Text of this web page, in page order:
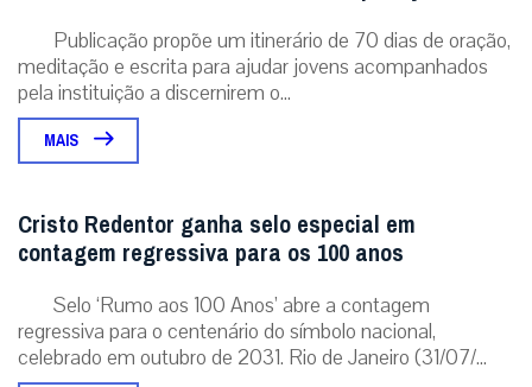
Publicação propõe um itinerário de 70 dias de oração,
meditação e escrita para ajudar jovens acompanhados
pela instituição a discernirem o...
MAIS
Cristo Redentor ganha selo especial em
contagem regressiva para os 100 anos
Selo ‘Rumo aos 100 Anos’ abre a contagem
regressiva para o centenário do símbolo nacional,
celebrado em outubro de 2031. Rio de Janeiro (31/07/...